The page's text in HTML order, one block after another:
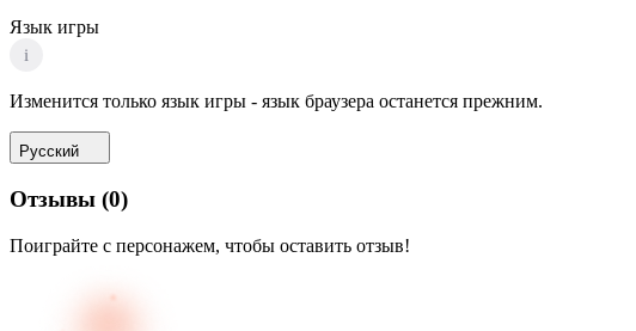
Язык игры
i
Изменится только язык игры - язык браузера останется прежним.
Русский
Отзывы (0)
Поиграйте с персонажем, чтобы оставить отзыв!